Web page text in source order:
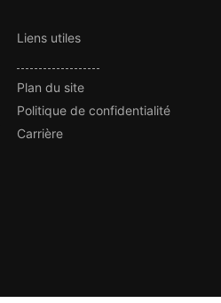
Liens utiles
Plan du site
Politique de confidentialité
Carrière